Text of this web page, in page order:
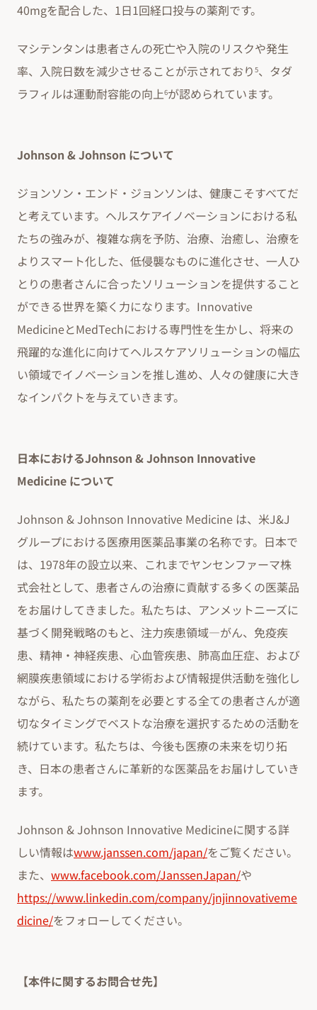
40mgを配合した、1日1回経口投与の薬剤です。
マシテンタンは患者さんの死亡や入院のリスクや発生
率、入院日数を減少させることが示されており 5、タダ
ラフィルは運動耐容能の向上6が認められています。
Johnson & Johnson について
ジョンソン・エンド・ジョンソンは、健康こそすべてだ
と考えています。ヘルスケアイノベーションにおける私
たちの強みが、複雑な病を予防、治療、治癒し、治療を
よりスマート化した、低侵襲なものに進化させ、一人ひ
とりの患者さんに合ったソリューションを提供すること
ができる世界を築く力になります。Innovative
MedicineとMedTechにおける専門性を生かし、将来の
飛躍的な進化に向けてヘルスケアソリューションの幅広
い領域でイノベーションを推し進め、人々の健康に大き
なインパクトを与えていきます。
日本におけるJohnson & Johnson Innovative
Medicine について
Johnson & Johnson Innovative Medicine は、米J&J
グループにおける医療用医薬品事業の名称です。日本で
は、1978年の設立以来、これまでヤンセンファーマ株
式会社として、患者さんの治療に貢献する多くの医薬品
をお届けしてきました。私たちは、アンメットニーズに
基づく開発戦略のもと、注力疾患領域―がん、免疫疾
患、精神・神経疾患、心血管疾患、肺高血圧症、および
網膜疾患領域における学術および情報提供活動を強化し
ながら、私たちの薬剤を必要とする全ての患者さんが適
切なタイミングでベストな治療を選択するための活動を
続けています。私たちは、今後も医療の未来を切り拓
き、日本の患者さんに革新的な医薬品をお届けしていき
ます。
Johnson & Johnson Innovative Medicineに関する詳
しい情報はwww.janssen.com/japan/をご覧ください。
また、 www.facebook.com/JanssenJapan/や
https://www.linkedin.com/company/jnjinnovativeme
dicine/をフォローしてください。
【本件に関するお問合せ先】